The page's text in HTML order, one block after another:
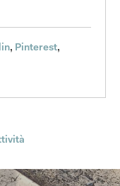
, Pinterest,